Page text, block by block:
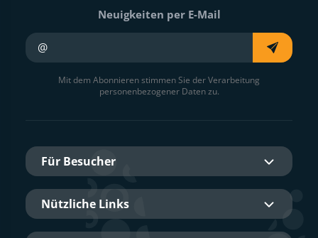
Neuigkeiten per E-Mail
Mit dem Abonnieren stimmen Sie der Verarbeitung
personenbezogener Daten zu.
Für Besucher
Nützliche Links